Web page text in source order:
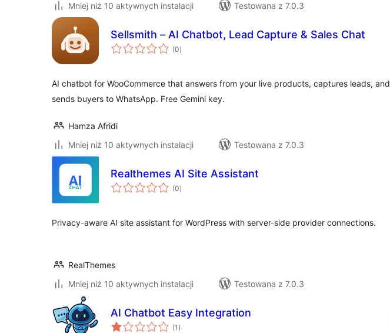
Mniej niż 10 aktywnych instalacji
Testowana z 7.0.3
Sellsmith – AI Chatbot, Lead Capture & Sales Chat
(0wszystkich
ocen
)
AI chatbot for WooCommerce that answers from your live products, captures leads, and
sends buyers to WhatsApp. Free Gemini key.
Hamza Afridi
Mniej niż 10 aktywnych instalacji
Testowana z 7.0.3
Realthemes AI Site Assistant
(0wszystkich
ocen
)
Privacy-aware AI site assistant for WordPress with server-side provider connections.
RealThemes
Mniej niż 10 aktywnych instalacji
Testowana z 7.0.3
AI Chatbot Easy Integration
(1 wszystkich
ocen
)